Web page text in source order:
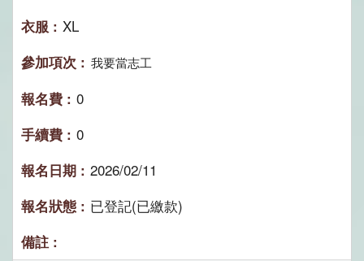
XL
我要當志工
0
0
2026/02/11
已登記(已繳款)